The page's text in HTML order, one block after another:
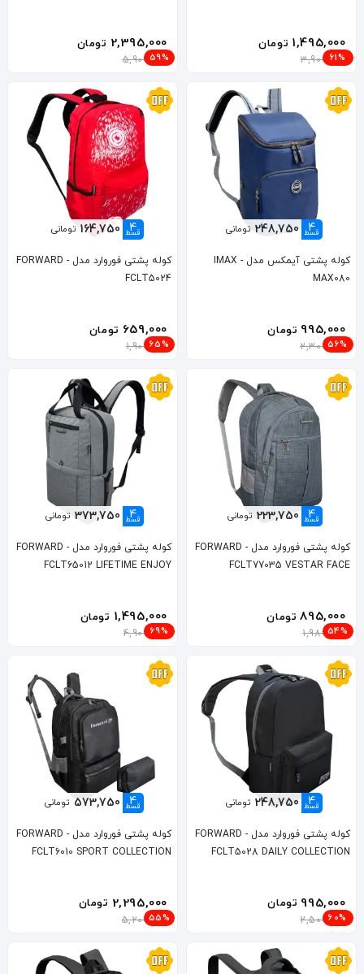
1,495,000 تومان
3,900,000
61%
2,395,000 تومان
5,900,000
59%
4
قسط 248,750 تومانی
کوله پشتی آیمکس مدل IMAX -
MAX080
995,000 تومان
2,300,000
56%
4
قسط 164,750 تومانی
کوله پشتی فوروارد مدل FORWARD -
FCLT5024
659,000 تومان
1,900,000
65%
4
قسط 223,750 تومانی
کوله پشتی فوروارد مدل FORWARD -
FCLT77035 VESTAR FACE
895,000 تومان
1,980,000
54%
4
قسط 373,750 تومانی
کوله پشتی فوروارد مدل FORWARD -
FCLT65012 LIFETIME ENJOY
1,495,000 تومان
4,900,000
69%
4
قسط 248,750 تومانی
کوله پشتی فوروارد مدل FORWARD -
FCLT5028 DAILY COLLECTION
995,000 تومان
2,500,000
60%
4
قسط 573,750 تومانی
کوله پشتی فوروارد مدل FORWARD -
FCLT6010 SPORT COLLECTION
2,295,000 تومان
5,200,000
55%